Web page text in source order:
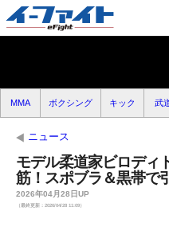
MMA ボクシング キック 武
ニュース
モデル柔道家ビロディ
筋！スポブラ＆黒帯で
2026年04月28日UP
（最終更新：2026/04/28 11:09）